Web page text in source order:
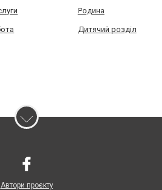
Родина
Дитячий розділ
Автори проєкту